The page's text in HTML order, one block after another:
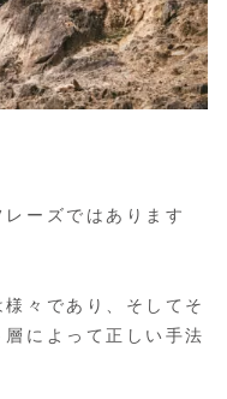
ーズではあります
々であり、そしてそ
によって正しい手法